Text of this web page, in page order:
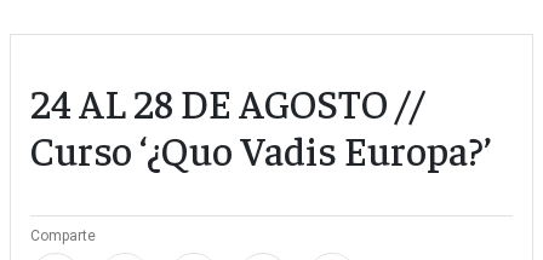
24 AL 28 DE AGOSTO //
Curso ‘¿Quo Vadis Europa?’
Comparte